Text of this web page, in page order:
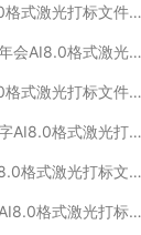
在一起赢未来书法艺术字AI8.0格式激光打标文件通用矢量图
前途似海未来可期易拉罐企业年会AI8.0格式激光打标文件通用矢量图
携手共赢易拉罐企业年会AI8.0格式激光打标文件通用矢量图
皓月当空桃李满园中秋节艺术字AI8.0格式激光打标文件通用矢量图
元宵节节日祝福书法艺术字AI8.0格式激光打标文件通用矢量图
月满中秋节日祝福书法艺术字AI8.0格式激光打标文件通用矢量图